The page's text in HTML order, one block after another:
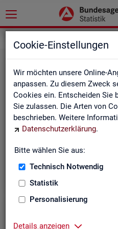
Cookie-Einstellungen
Wir möchten unsere Online-
anpassen. Zu diesem Zweck
Cookies ein. Entscheiden Sie
Sie zulassen. Die Arten von
beschrieben. Weitere
Datenschutzerklärung.
Bitte wählen Sie aus:
Technisch Notwendig
Statistik
Personalisierung
Details anzeigen
Ge­set­ze und
Die Gesetze und
Statistik der BA